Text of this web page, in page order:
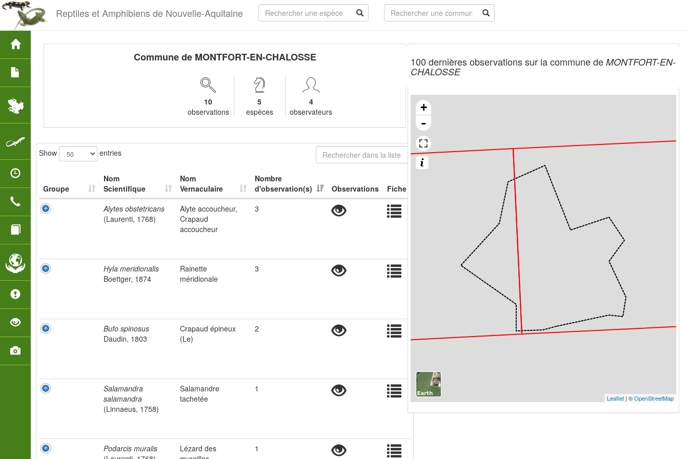
Reptiles et Amphibiens de Nouvelle-Aquitaine
Commune de MONTFORT-EN-CHALOSSE
10
observations
5
espèces
4
observateurs
Show entries
Groupe
Nom
Scientifique
Nom
Vernaculaire
Nombre
d'observation(s)
Observations
Fiche
Alytes obstetricans
(Laurenti, 1768)
Alyte accoucheur,
Crapaud
accoucheur
3
Hyla meridionalis
Boettger, 1874
Rainette
méridionale
3
Bufo spinosus
Daudin, 1803
Crapaud épineux
(Le)
2
Salamandra
salamandra
(Linnaeus, 1758)
Salamandre
tachetée
1
Podarcis muralis
Lézard des
1
100 dernières observations sur la commune de MONTFORT-EN-
CHALOSSE
+
-
Leaflet| ©OpenStreetMap